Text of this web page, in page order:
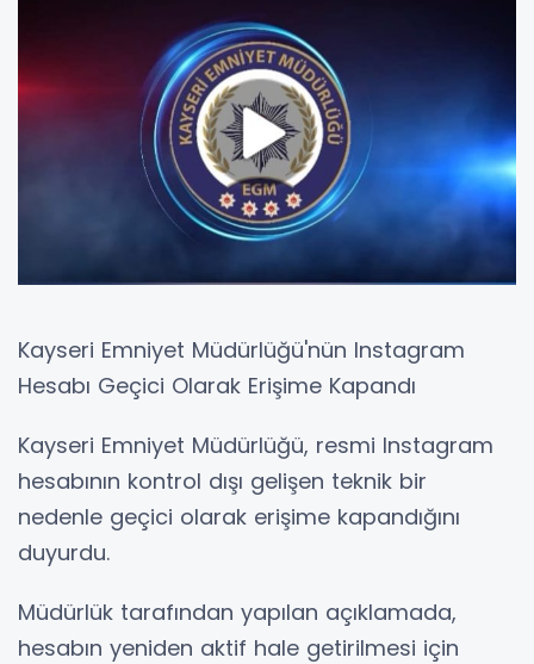
Kayseri Emniyet Müdürlüğü'nün Instagram
Hesabı Geçici Olarak Erişime Kapandı
Kayseri Emniyet Müdürlüğü, resmi Instagram
hesabının kontrol dışı gelişen teknik bir
nedenle geçici olarak erişime kapandığını
duyurdu.
Müdürlük tarafından yapılan açıklamada,
hesabın yeniden aktif hale getirilmesi için